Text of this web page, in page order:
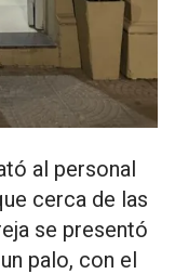
cerca de las
se presentó
palo, con el